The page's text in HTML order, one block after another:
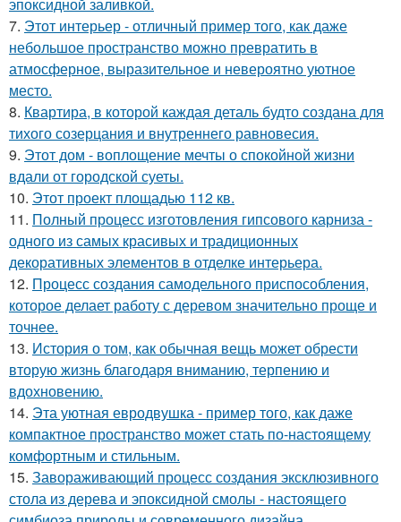
7. Этот интерьер - отличный пример того, как даже
небольшое пространство можно превратить в
атмосферное, выразительное и невероятно уютное
место.
8. Квартира, в которой каждая деталь будто создана для
тихого созерцания и внутреннего равновесия.
9. Этот дом - воплощение мечты о спокойной жизни
вдали от городской суеты.
10. Этот проект площадью 112 кв.
11. Полный процесс изготовления гипсового карниза -
одного из самых красивых и традиционных
декоративных элементов в отделке интерьера.
12. Процесс создания самодельного приспособления,
которое делает работу с деревом значительно проще и
точнее.
13. История о том, как обычная вещь может обрести
вторую жизнь благодаря вниманию, терпению и
вдохновению.
14. Эта уютная евродвушка - пример того, как даже
компактное пространство может стать по-настоящему
комфортным и стильным.
15. Завораживающий процесс создания эксклюзивного
стола из дерева и эпоксидной смолы - настоящего